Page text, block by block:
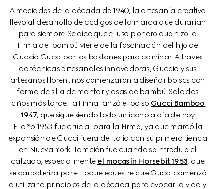
A mediados de la década de 1940, la artesanía creativa
llevó al desarrollo de códigos de la marca que durarían
para siempre. Se dice que el uso pionero que hizo la
Firma del bambú viene de la fascinación del hijo de
Guccio Gucci por los bastones para caminar. A través
de técnicas artesanales innovadoras, Guccio y sus
artesanos florentinos comenzaron a diseñar bolsos con
forma de silla de montar y asas de bambú. Solo dos
años más tarde, la Firma lanzó el bolso Gucci Bamboo
1947, que sigue siendo todo un icono a día de hoy.
El año 1953 fue crucial para la Firma, ya que marcó la
expansión de Gucci fuera de Italia con su primera tienda
en Nueva York. También fue cuando se introdujo el
calzado, especialmente el mocasín Horsebit 1953, que
se caracteriza por el toque ecuestre que Gucci comenzó
a utilizar a principios de la década para evocar la vida y